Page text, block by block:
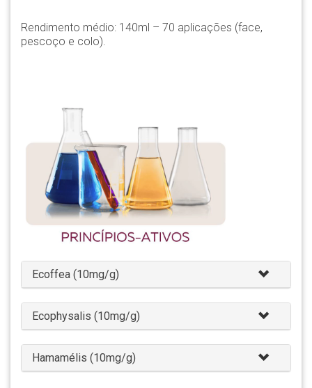
Rendimento médio: 140ml – 70 aplicações (face,
pescoço e colo).
Ecoffea (10mg/g)
Ecophysalis (10mg/g)
Hamamélis (10mg/g)